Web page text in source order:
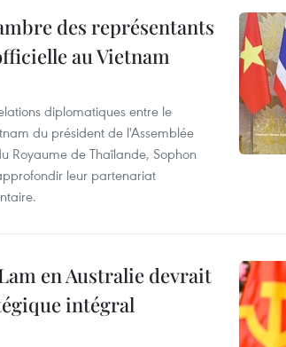
des représentants
au Vietnam
diplomatiques entre le
du président de l'Assemblée
Royaume de Thaïlande, Sophon
leur partenariat
en Australie devrait
intégral